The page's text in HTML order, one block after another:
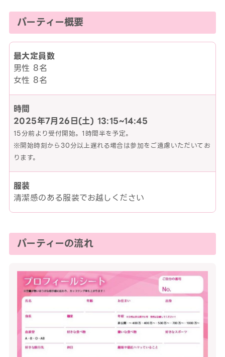
パーティー概要
最大定員数
男性 8名
女性 8名
時間
2025年7月26日(土) 13:15~14:45
15分前より受付開始。1時間半を予定。
※開始時刻から30分以上遅れる場合は参加をご遠慮いただいてお
ります。
服装
清潔感のある服装でお越しください
パーティーの流れ